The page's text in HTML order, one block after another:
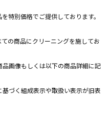
特別価格でご提供しております。
の商品にクリーニングを施してお
画像もしくは以下の商品詳細に記
づく組成表示や取扱い表示が旧表